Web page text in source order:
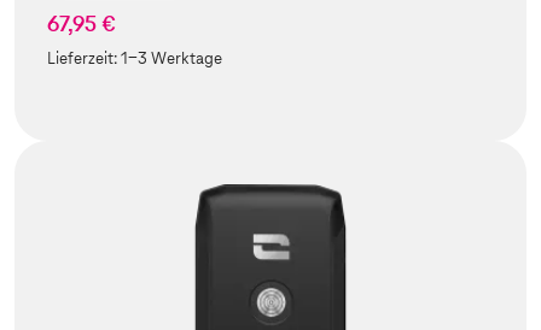
67,95 €
Lieferzeit:1-3 Werktage